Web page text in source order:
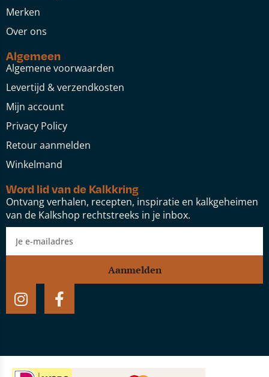
Merken
Over ons
Algemeen
Algemene voorwaarden
Levertijd & verzendkosten
Mijn account
Privacy Policy
Retour aanmelden
Winkelmand
Word lid van de Kalkkring
Ontvang verhalen, recepten, inspiratie en kalkgeheimen
van de Kalkshop rechtstreeks in je inbox.
Aanmelden